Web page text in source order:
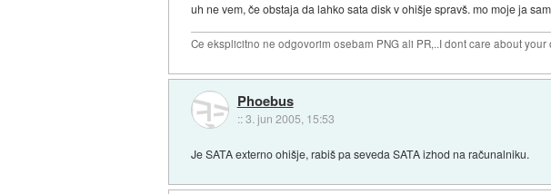
uh ne vem, če obstaja da lahko sata disk v ohišje spravš. mo moje ja
Ce eksplicitno ne odgovorim osebam PNG ali PR,..I dont care about your
Phoebus
::3. jun 2005, 15:53
Je SATA externo ohišje, rabiš pa seveda SATA izhod na računalniku.